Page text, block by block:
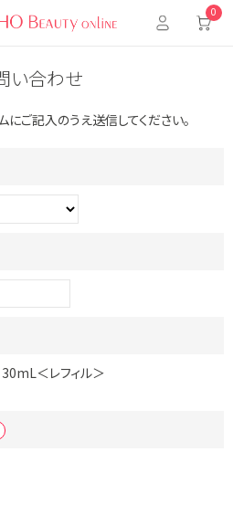
0
い合わせ
ご記入のうえ送信してください。
30mL＜レフィル＞